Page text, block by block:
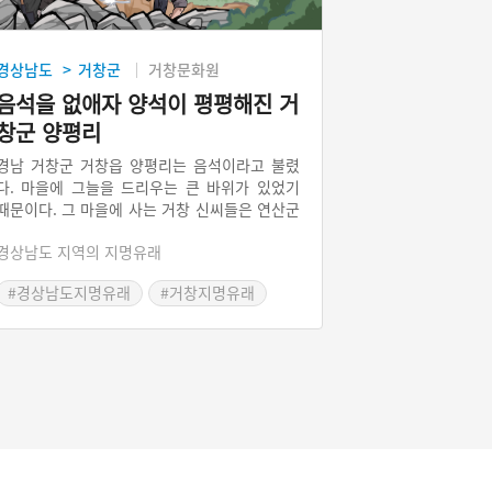
상남도 > 거창군 거창문화원
석을 없애자 양석이 평평해진 거
군 양평리
남 거창군 거창읍 양평리는 음석이라고 불렸
. 마을에 그늘을 드리우는 큰 바위가 있었기
문이다. 그 마을에 사는 거창 신씨들은 연산군
었다. 어느 날, 한 도승이 거창 신씨를 찾아와
. 도승의 말에 따라 음석의 뿌리를 뽑자 흰 새
상남도 지역의 지명유래
#경상남도지명유래
#거창지명유래